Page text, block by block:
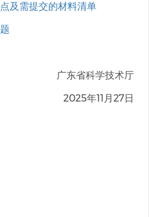
及需提交的材料清单
广东省科学技术厅
2025年11月27日